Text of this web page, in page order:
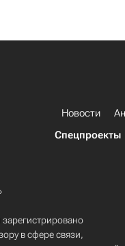
Новости
Спецпроекты
в сфере связи,